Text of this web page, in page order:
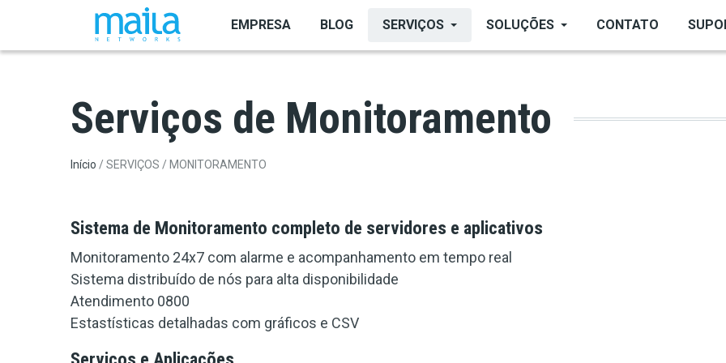
Pular para o conteúdo principal
EMPRESA BLOG SERVIÇOS SOLUÇÕES CONTATO
Serviços de Monitoramento
Trilha de navegação
Início SERVIÇOS MONITORAMENTO
Sistema de Monitoramento completo de servidores e aplicativos
Monitoramento 24x7 com alarme e acompanhamento em tempo real
Sistema distribuído de nós para alta disponibilidade
Atendimento 0800
Estastísticas detalhadas com gráficos e CSV